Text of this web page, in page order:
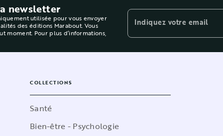
newsletter
utilisée pour vous envoyer
des éditions Marabout. Vous
moment. Pour plus d’informations,
Indiquez votre email
COLLECTIONS
Santé
Bien-être - Psychologie